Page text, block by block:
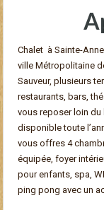
Chalet à Sainte-
ville Métropolitaine
Sauveur, plusieurs
restaurants, bars,
vous reposer loin du
disponible toute
vous offres 4
équipée, foyer
pour enfants, spa,
ping pong avec un